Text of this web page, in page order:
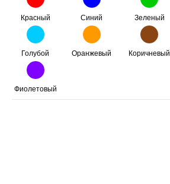
Красный Синий Зеленый
Голубой Оранжевый Коричневый
Фиолетовый